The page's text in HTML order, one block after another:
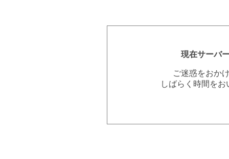
現在サーバ
ご迷惑をおか
しばらく時間を